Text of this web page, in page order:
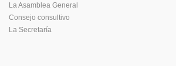
La Asamblea General
Consejo consultivo
La Secretaría